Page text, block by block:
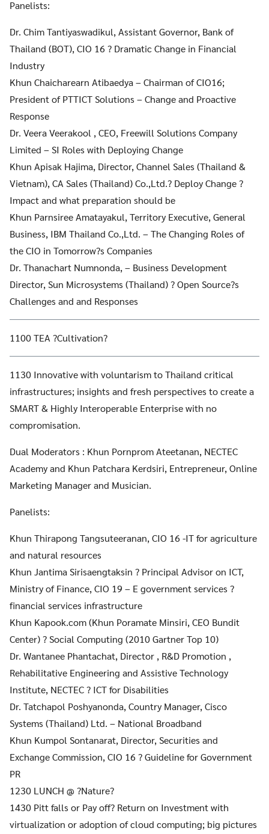
Panelists:
Dr. Chim Tantiyaswadikul, Assistant Governor, Bank of
Thailand (BOT), CIO 16 ? Dramatic Change in Financial
Industry
Khun Chaicharearn Atibaedya – Chairman of CIO16;
President of PTTICT Solutions – Change and Proactive
Response
Dr. Veera Veerakool , CEO, Freewill Solutions Company
Limited – SI Roles with Deploying Change
Khun Apisak Hajima, Director, Channel Sales (Thailand &
Vietnam), CA Sales (Thailand) Co.,Ltd.? Deploy Change ?
Impact and what preparation should be
Khun Parnsiree Amatayakul, Territory Executive, General
Business, IBM Thailand Co.,Ltd. – The Changing Roles of
the CIO in Tomorrow?s Companies
Dr. Thanachart Numnonda, – Business Development
Director, Sun Microsystems (Thailand) ? Open Source?s
Challenges and and Responses
1100 TEA ?Cultivation?
1130 Innovative with voluntarism to Thailand critical
infrastructures; insights and fresh perspectives to create a
SMART & Highly Interoperable Enterprise with no
compromisation.
Dual Moderators : Khun Pornprom Ateetanan, NECTEC
Academy and Khun Patchara Kerdsiri, Entrepreneur, Online
Marketing Manager and Musician.
Panelists:
Khun Thirapong Tangsuteeranan, CIO 16 -IT for agriculture
and natural resources
Khun Jantima Sirisaengtaksin ? Principal Advisor on ICT,
Ministry of Finance, CIO 19 – E government services ?
financial services infrastructure
Khun Kapook.com (Khun Poramate Minsiri, CEO Bundit
Center) ? Social Computing (2010 Gartner Top 10)
Dr. Wantanee Phantachat, Director , R&D Promotion ,
Rehabilitative Engineering and Assistive Technology
Institute, NECTEC ? ICT for Disabilities
Dr. Tatchapol Poshyanonda, Country Manager, Cisco
Systems (Thailand) Ltd. – National Broadband
Khun Kumpol Sontanarat, Director, Securities and
Exchange Commission, CIO 16 ? Guideline for Government
PR
1230 LUNCH @ ?Nature?
1430 Pitt falls or Pay off? Return on Investment with
virtualization or adoption of cloud computing; big pictures